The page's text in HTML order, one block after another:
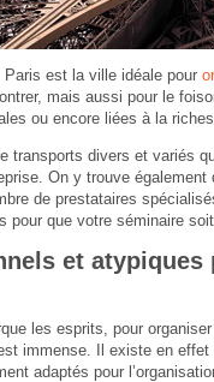
Paris est la ville idéale pour
mais aussi pour le
ou encore liées à la
transports divers et variés
On y trouve
de prestataires
pour que votre séminaire
et
les esprits, pour
immense. Il existe en
adaptés pour